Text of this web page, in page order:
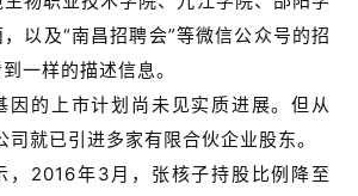
以及“南昌招聘会”等微信公众号的招
一样的描述信息。
因的上市计划尚未见实质进展。但从
就已引进多家有限合伙企业股东。
，2016年3月，张核子持股比例降至